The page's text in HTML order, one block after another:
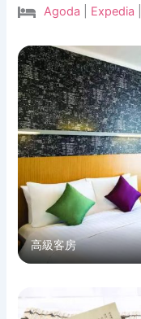
Agoda
Expedia
高級客房